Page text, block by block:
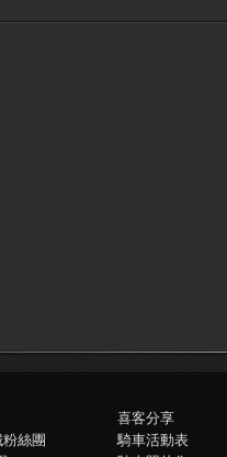
絲團
喜客分享
騎車活動表